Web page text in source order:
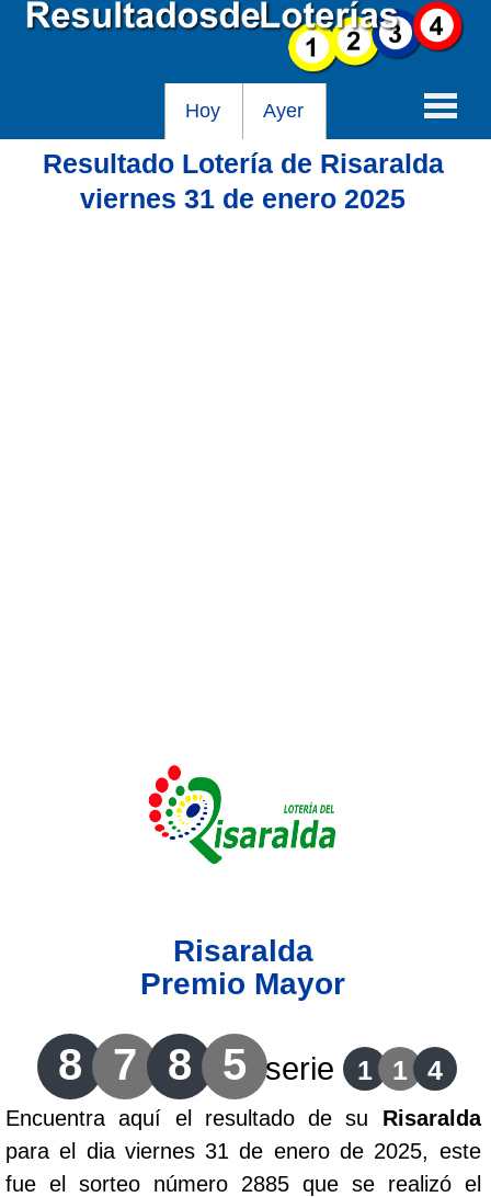
Hoy Ayer
Baloto
Lotería de Bogotá
Lotería de Risaralda
Lotería de Santander
Lotería del Cauca
Lotería de Boyaca
Extra de Colombia
Resultado Lotería de Risaralda
viernes 31 de enero 2025
Risaralda
Premio Mayor
8 7 8 5 serie 1 1 4
Encuentra aquí el resultado de su Risaralda
para el dia viernes 31 de enero de 2025, este
fue el sorteo número 2885 que se realizó el